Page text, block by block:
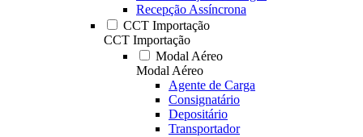
Recepção Assíncrona
CCT Importação
CCT Importação
Modal Aéreo
Modal Aéreo
Agente de Carga
Consignatário
Depositário
Transportador